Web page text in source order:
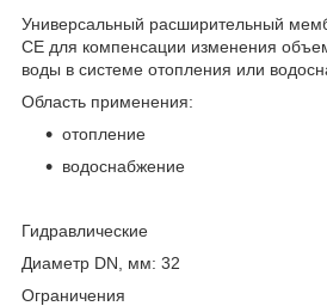
Универсальный расширительный
CE для компенсации изменения
воды в системе отопления или
Область применения:
отопление
водоснабжение
Гидравлические
Диаметр DN, мм: 32
Ограничения